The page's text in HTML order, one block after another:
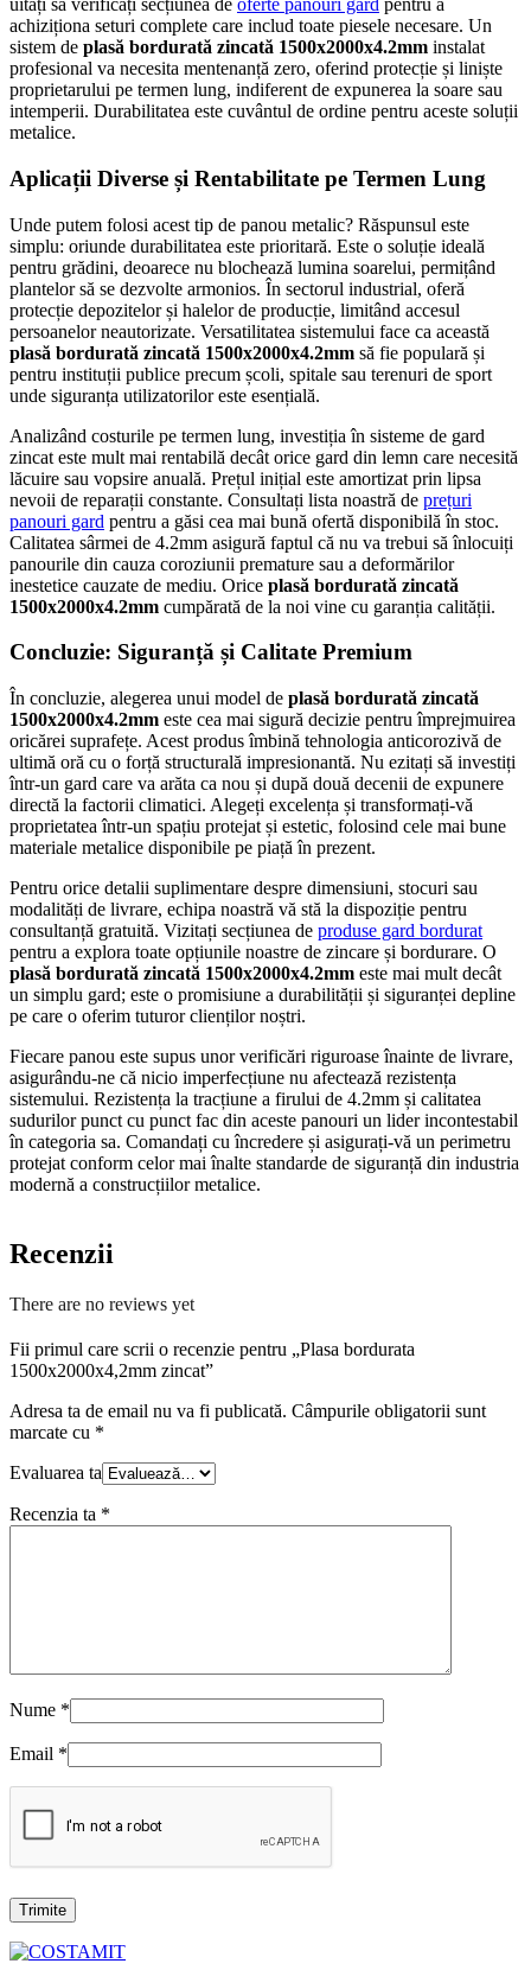
uitați să verificați secțiunea de oferte panouri gard pentru a
achiziționa seturi complete care includ toate piesele necesare. Un
sistem de plasă bordurată zincată 1500x2000x4.2mm instalat
profesional va necesita mentenanță zero, oferind protecție și liniște
proprietarului pe termen lung, indiferent de expunerea la soare sau
intemperii. Durabilitatea este cuvântul de ordine pentru aceste soluții
metalice.
Aplicații Diverse și Rentabilitate pe Termen Lung
Unde putem folosi acest tip de panou metalic? Răspunsul este
simplu: oriunde durabilitatea este prioritară. Este o soluție ideală
pentru grădini, deoarece nu blochează lumina soarelui, permițând
plantelor să se dezvolte armonios. În sectorul industrial, oferă
protecție depozitelor și halelor de producție, limitând accesul
persoanelor neautorizate. Versatilitatea sistemului face ca această
plasă bordurată zincată 1500x2000x4.2mm să fie populară și
pentru instituții publice precum școli, spitale sau terenuri de sport
unde siguranța utilizatorilor este esențială.
Analizând costurile pe termen lung, investiția în sisteme de gard
zincat este mult mai rentabilă decât orice gard din lemn care necesită
lăcuire sau vopsire anuală. Prețul inițial este amortizat prin lipsa
nevoii de reparații constante. Consultați lista noastră de prețuri
panouri gard pentru a găsi cea mai bună ofertă disponibilă în stoc.
Calitatea sârmei de 4.2mm asigură faptul că nu va trebui să înlocuiți
panourile din cauza coroziunii premature sau a deformărilor
inestetice cauzate de mediu. Orice plasă bordurată zincată
1500x2000x4.2mm cumpărată de la noi vine cu garanția calității.
Concluzie: Siguranță și Calitate Premium
În concluzie, alegerea unui model de plasă bordurată zincată
1500x2000x4.2mm este cea mai sigură decizie pentru împrejmuirea
oricărei suprafețe. Acest produs îmbină tehnologia anticorozivă de
ultimă oră cu o forță structurală impresionantă. Nu ezitați să investiți
într-un gard care va arăta ca nou și după două decenii de expunere
directă la factorii climatici. Alegeți excelența și transformați-vă
proprietatea într-un spațiu protejat și estetic, folosind cele mai bune
materiale metalice disponibile pe piață în prezent.
Pentru orice detalii suplimentare despre dimensiuni, stocuri sau
modalități de livrare, echipa noastră vă stă la dispoziție pentru
consultanță gratuită. Vizitați secțiunea de produse gard bordurat
pentru a explora toate opțiunile noastre de zincare și bordurare. O
plasă bordurată zincată 1500x2000x4.2mm este mai mult decât
un simplu gard; este o promisiune a durabilității și siguranței depline
pe care o oferim tuturor clienților noștri.
Fiecare panou este supus unor verificări riguroase înainte de livrare,
asigurându-ne că nicio imperfecțiune nu afectează rezistența
sistemului. Rezistența la tracțiune a firului de 4.2mm și calitatea
sudurilor punct cu punct fac din aceste panouri un lider incontestabil
în categoria sa. Comandați cu încredere și asigurați-vă un perimetru
protejat conform celor mai înalte standarde de siguranță din industria
modernă a construcțiilor metalice.
Recenzii
There are no reviews yet
Fii primul care scrii o recenzie pentru „Plasa bordurata
1500x2000x4,2mm zincat”
Adresa ta de email nu va fi publicată. Câmpurile obligatorii sunt
marcate cu *
Evaluarea ta
Recenzia ta *
Nume *
Email *